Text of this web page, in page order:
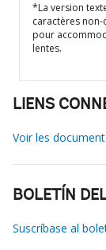
*La version
caractères
pour
lentes.
LIENS
Voir les
BOLETÍN
Suscríbase al